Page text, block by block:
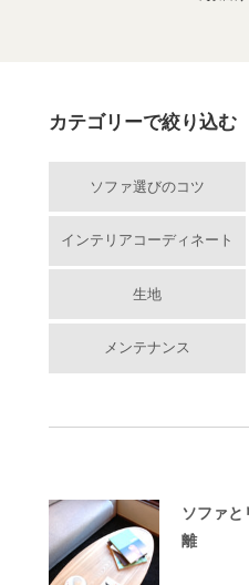
カテゴリーで絞り込む
ソファ選びのコツ
インテリアコーディネート
生地
メンテナンス
ソファ
離